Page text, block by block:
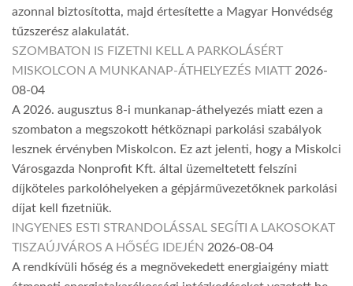
azonnal biztosította, majd értesítette a Magyar Honvédség
tűzszerész alakulatát.
SZOMBATON IS FIZETNI KELL A PARKOLÁSÉRT
MISKOLCON A MUNKANAP-ÁTHELYEZÉS MIATT 2026-
08-04
A 2026. augusztus 8-i munkanap-áthelyezés miatt ezen a
szombaton a megszokott hétköznapi parkolási szabályok
lesznek érvényben Miskolcon. Ez azt jelenti, hogy a Miskolci
Városgazda Nonprofit Kft. által üzemeltetett felszíni
díjköteles parkolóhelyeken a gépjárművezetőknek parkolási
díjat kell fizetniük.
INGYENES ESTI STRANDOLÁSSAL SEGÍTI A LAKOSOKAT
TISZAÚJVÁROS A HŐSÉG IDEJÉN 2026-08-04
A rendkívüli hőség és a megnövekedett energiaigény miatt